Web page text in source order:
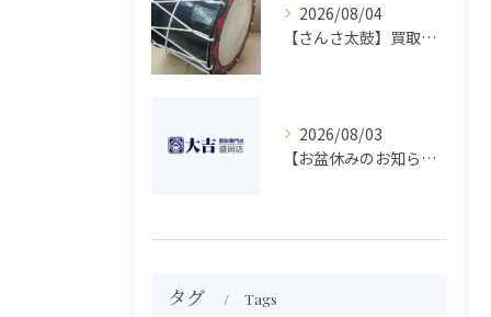
2026/08/04
【さんさ太鼓】買取 大吉盛岡店 楽器 買取します！！
2026/08/03
【お盆休みのお知らせ】買取専門 大吉 盛岡店
タグ Tags